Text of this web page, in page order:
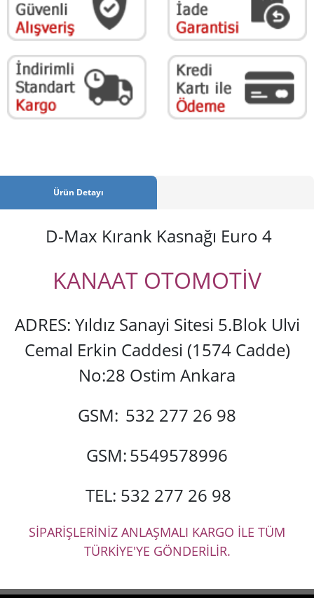
Ürün Detayı
D-Max Kırank Kasnağı Euro 4
KANAAT OTOMOTİV
ADRES: Yıldız Sanayi Sitesi 5.Blok Ulvi
Cemal Erkin Caddesi (1574 Cadde)
No:28 Ostim Ankara
GSM: 532 277 26 98
GSM:5549578996
TEL: 532 277 26 98
SİPARİŞLERİNİZ ANLAŞMALI KARGO İLE TÜM
TÜRKİYE'YE GÖNDERİLİR.